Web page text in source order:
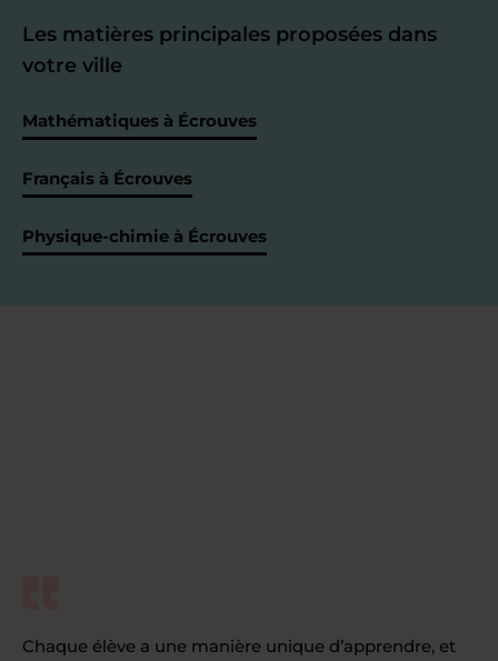
Les matières principales proposées dans
votre ville
Mathématiques à Écrouves
Français à Écrouves
Physique-chimie à Écrouves
Chaque élève a une manière unique d’apprendre, et